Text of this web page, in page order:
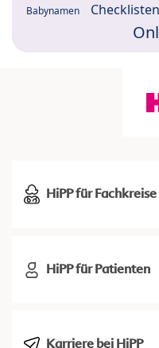
Babynamen
HiPP für Fachkreise
HiPP für Patienten
Karriere bei HiPP